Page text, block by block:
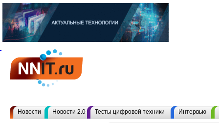
Новости Новости 2.0 Тесты цифровой техники Интервью